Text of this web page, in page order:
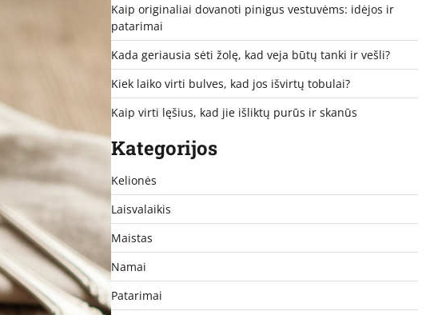
Kaip originaliai dovanoti pinigus vestuvėms: idėjos ir
patarimai
Kada geriausia sėti žolę, kad veja būtų tanki ir vešli?
Kiek laiko virti bulves, kad jos išvirtų tobulai?
Kaip virti lęšius, kad jie išliktų purūs ir skanūs
Kategorijos
Kelionės
Laisvalaikis
Maistas
Namai
Patarimai